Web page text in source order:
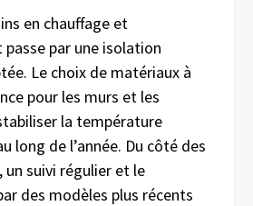
en chauffage et
par une isolation
Le choix de matériaux à
pour les murs et les
la température
long de l’année. Du côté des
un suivi régulier et le
des modèles plus récents